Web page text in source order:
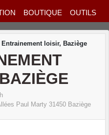
BOUTIQUE OUTILS
Entrainement loisir, Baziège
Paul Marty 31450 Baziège